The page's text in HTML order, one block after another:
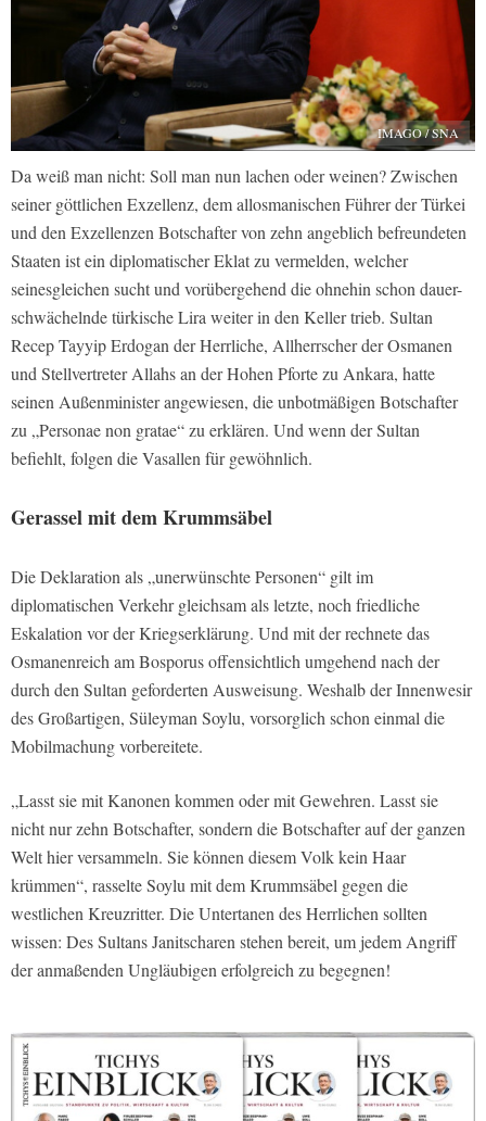
IMAGO / SNA
Da weiß man nicht: Soll man nun lachen oder weinen? Zwischen
seiner göttlichen Exzellenz, dem allosmanischen Führer der Türkei
und den Exzellenzen Botschafter von zehn angeblich befreundeten
Staaten ist ein diplomatischer Eklat zu vermelden, welcher
seinesgleichen sucht und vorübergehend die ohnehin schon dauer-
schwächelnde türkische Lira weiter in den Keller trieb. Sultan
Recep Tayyip Erdogan der Herrliche, Allherrscher der Osmanen
und Stellvertreter Allahs an der Hohen Pforte zu Ankara, hatte
seinen Außenminister angewiesen, die unbotmäßigen Botschafter
zu „Personae non gratae“ zu erklären. Und wenn der Sultan
befiehlt, folgen die Vasallen für gewöhnlich.
Gerassel mit dem Krummsäbel
Die Deklaration als „unerwünschte Personen“ gilt im
diplomatischen Verkehr gleichsam als letzte, noch friedliche
Eskalation vor der Kriegserklärung. Und mit der rechnete das
Osmanenreich am Bosporus offensichtlich umgehend nach der
durch den Sultan geforderten Ausweisung. Weshalb der Innenwesir
des Großartigen, Süleyman Soylu, vorsorglich schon einmal die
Mobilmachung vorbereitete.
„Lasst sie mit Kanonen kommen oder mit Gewehren. Lasst sie
nicht nur zehn Botschafter, sondern die Botschafter auf der ganzen
Welt hier versammeln. Sie können diesem Volk kein Haar
krümmen“, rasselte Soylu mit dem Krummsäbel gegen die
westlichen Kreuzritter. Die Untertanen des Herrlichen sollten
wissen: Des Sultans Janitscharen stehen bereit, um jedem Angriff
der anmaßenden Ungläubigen erfolgreich zu begegnen!